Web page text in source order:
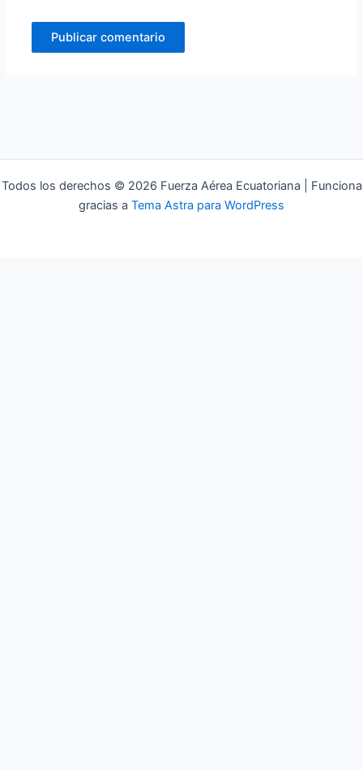
Todos los derechos © 2026 Fuerza Aérea Ecuatoriana | Funciona
gracias a Tema Astra para WordPress